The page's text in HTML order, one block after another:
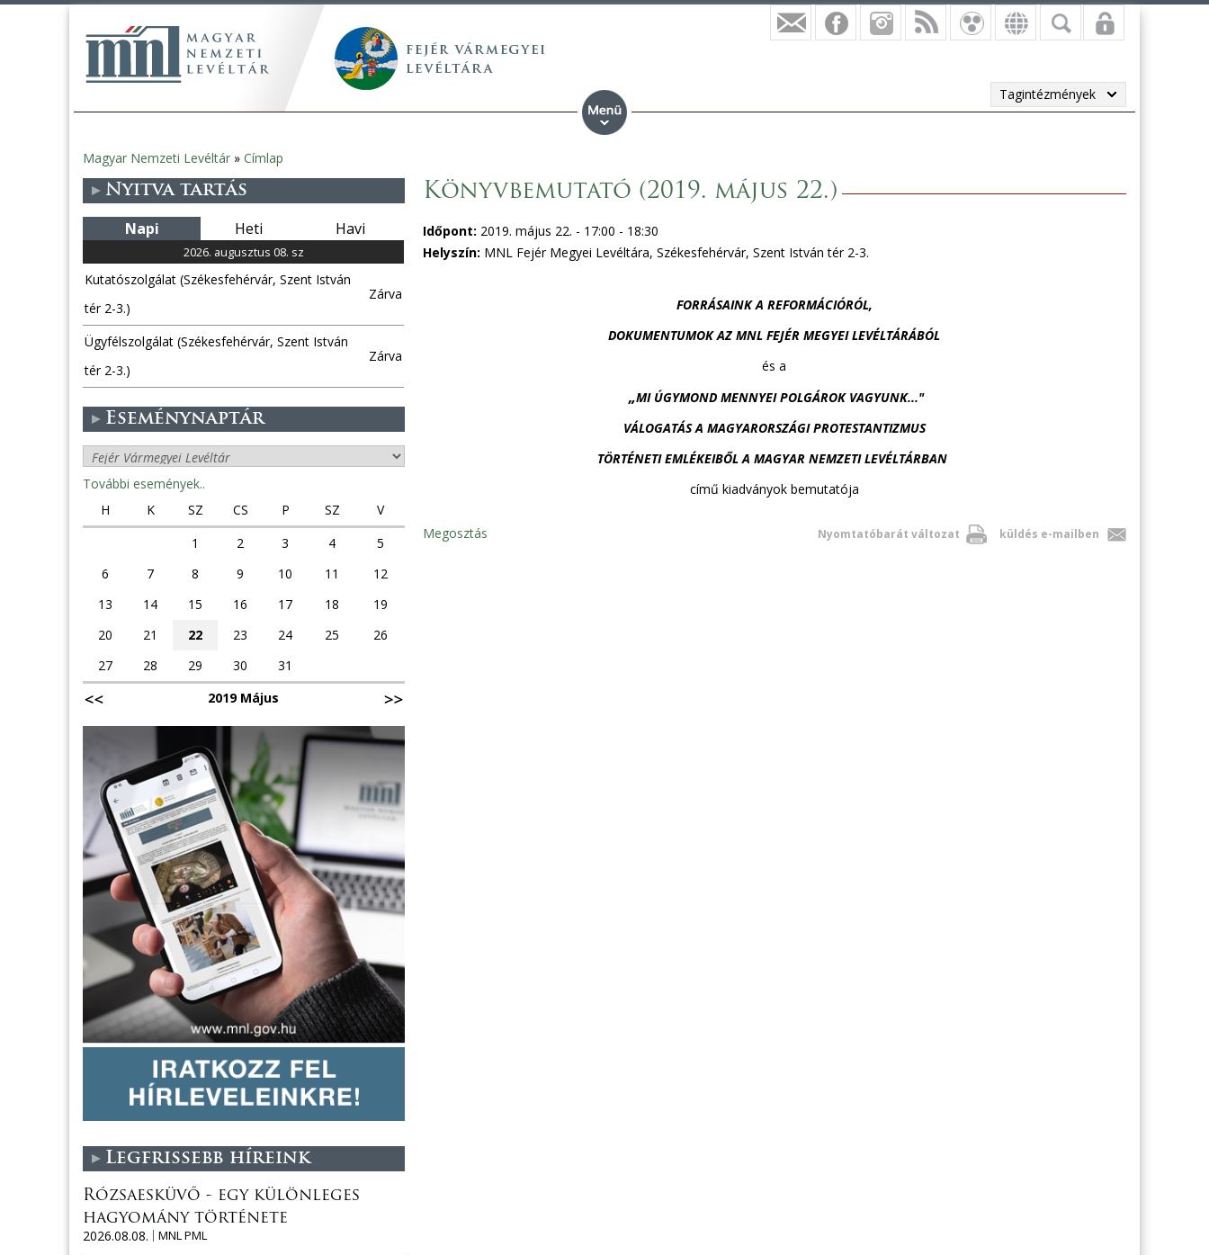
Tagintézmények
Jelenlegi
hely
Magyar Nemzeti Levéltár » Címlap
Könyvbemutató (2019. május 22.)
Időpont: 2019. május 22. - 17:00 - 18:30
Helyszín: MNL Fejér Megyei Levéltára, Székesfehérvár, Szent István tér 2-3.
FORRÁSAINK A REFORMÁCIÓRÓL,
DOKUMENTUMOK AZ MNL FEJÉR MEGYEI LEVÉLTÁRÁBÓL
és a
„MI ÚGYMOND MENNYEI POLGÁROK VAGYUNK..."
VÁLOGATÁS A MAGYARORSZÁGI PROTESTANTIZMUS
TÖRTÉNETI EMLÉKEIBŐL A MAGYAR NEMZETI LEVÉLTÁRBAN
című kiadványok bemutatója
Nyomtatóbarát változat küldés e-mailben
Megosztás
Nyitva tartás
Napi Heti Havi
2026. augusztus 08. sz
Kutatószolgálat (Székesfehérvár, Szent István
tér 2-3.)
Zárva
Ügyfélszolgálat (Székesfehérvár, Szent István
tér 2-3.)
Zárva
Eseménynaptár
További események..
H
K SZ CS P SZ
V
1
2 3 4
5
6
7 8 9 10 11
12
13
14 15 16 17 18
19
20
21 22 23 24 25
26
27
28 29 30
31
2019 Május
Legfrissebb híreink
Rózsaesküvő - egy különleges
hagyomány története
2026.08.08.
MNL PML